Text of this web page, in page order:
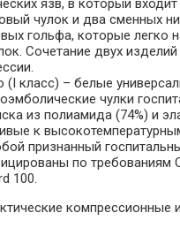
язв, в который
чулок и два сменных
гольфа, которые легко
Сочетание двух
(I класс) – белые
чулки
из полиамида (74%) и
к
признанный
по требованиям
100.
компрессионные